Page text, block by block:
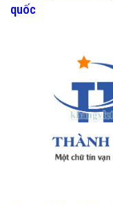
quốc